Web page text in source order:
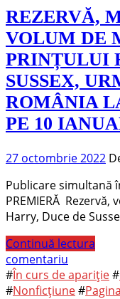
REZERVĂ,
VOLUM DE
PRINȚULUI
SUSSEX,
ROMÂNIA
PE 10
27 octombrie 2022
Publicare simultană
PREMIERĂ
Harry, Duce de
Continuă lectura
comentariu
#În curs de apariție#
#Nonficțiune#